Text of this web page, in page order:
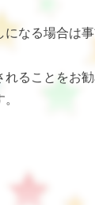
なる場合は
ることをお勧